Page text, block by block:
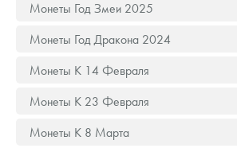
Книги по нумизматике
Монеты Год Змеи 2025
Монеты Год Дракона 2024
Монеты К 14 Февраля
Монеты К 23 Февраля
Монеты К 8 Марта